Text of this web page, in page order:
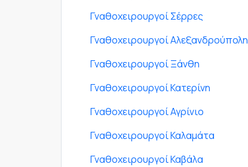
Γναθοχειρουργοί Σέρρες
Γναθοχειρουργοί Αλεξανδρούπολη
Γναθοχειρουργοί Ξάνθη
Γναθοχειρουργοί Κατερίνη
Γναθοχειρουργοί Αγρίνιο
Γναθοχειρουργοί Καλαμάτα
Γναθοχειρουργοί Καβάλα